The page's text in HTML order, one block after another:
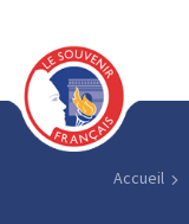
Accueil